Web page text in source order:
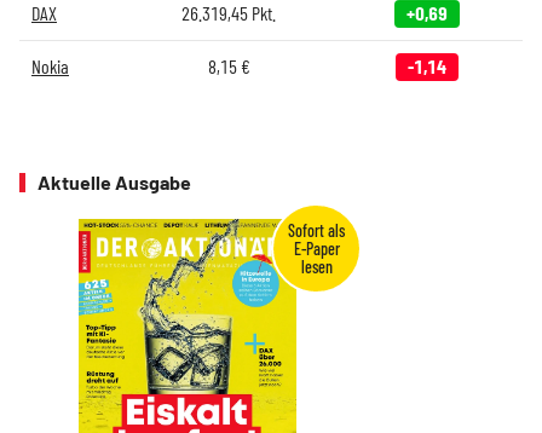
DAX 26.319,45 Pkt. +0,69
Nokia 8,15€ -1,14
Aktuelle Ausgabe